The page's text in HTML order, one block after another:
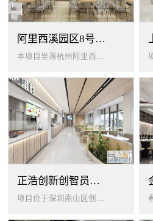
阿里西溪园区8号楼1层餐厅
本项目坐落杭州阿里西溪园区8号楼一层，以绿色生机 + 年轻基因为核心，打造「活力聚场」复合型员工餐厅。兼顾多人群用餐需求...
正浩创新创智员工餐厅
项目位于深圳南山区创智云城，服务正浩企业全体员工及来访亲友，总建筑面积 1537㎡，室内座位 450 座、室外休闲外摆 ...